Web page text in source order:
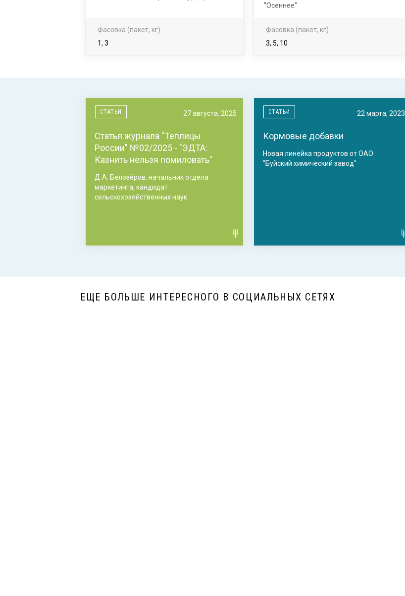
Фасовка (пакет, кг)
1, 3
"Осеннее"
Фасовка (пакет, кг)
3, 5, 10
СТАТЬИ 27 августа, 2025
Статья журнала "Теплицы
России" №02/2025 - "ЭДТА:
Казнить нельзя помиловать"
Д.А. Белозёров, начальник отдела
маркетинга, кандидат
сельскохозяйственных наук
СТАТЬИ 22 марта, 2023
Кормовые добавки
Новая линейка продуктов от ОАО
"Буйский химический завод"
ЕЩЕ БОЛЬШЕ ИНТЕРЕСНОГО В СОЦИАЛЬНЫХ СЕТЯХ